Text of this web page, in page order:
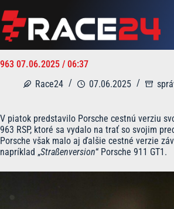
to
content
963 07.06.2025 / 06:37
Race24
07.06.2025
V piatok predstavilo Porsche cestnú verziu
963 RSP, ktoré sa vydalo na trať so svojim
Porsche však malo aj ďalšie cestné verzie
napríklad „Straßenversion“ Porsche 911 GT1.